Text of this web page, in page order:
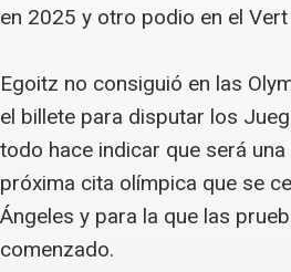
en 2025 y otro podio en el
Egoitz no consiguió en las
el billete para disputar los
todo hace indicar que será
próxima cita olímpica que se
Ángeles y para la que las
comenzado.